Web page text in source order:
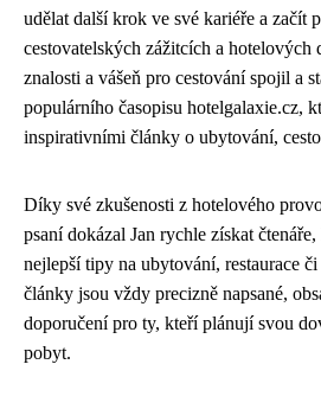
udělat další krok ve své kariéře a začít
cestovatelských zážitcích a hotelových
znalosti a vášeň pro cestování spojil a
populárního časopisu hotelgalaxie.cz,
inspirativními články o ubytování,
Díky své zkušenosti z hotelového
psaní dokázal Jan rychle získat
nejlepší tipy na ubytování, restaurace
články jsou vždy precizně napsané,
doporučení pro ty, kteří plánují svou
pobyt.